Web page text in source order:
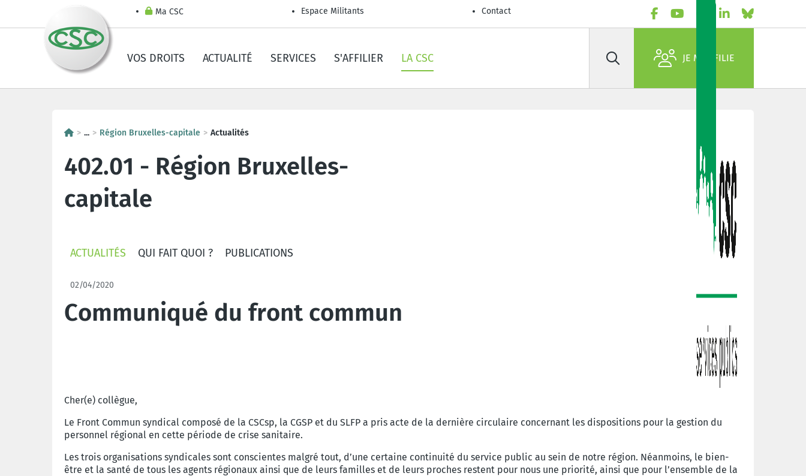
Ma CSC Espace Militants Contact
VOS DROITS ACTUALITÉ SERVICES S'AFFILIER LA CSC Rechercher JE M'AFFILIE
... Région Bruxelles-capitale Actualités
402.01 - Région Bruxelles-
capitale
ACTUALITÉS QUI FAIT QUOI ? PUBLICATIONS
02/04/2020
Communiqué du front commun
Cher(e) collègue,
Le Front Commun syndical composé de la CSCsp, la CGSP et du SLFP a pris acte de la dernière circulaire concernant les dispositions pour la gestion du
personnel régional en cette période de crise sanitaire.
Les trois organisations syndicales sont conscientes malgré tout, d’une certaine continuité du service public au sein de notre région. Néanmoins, le bien-
être et la santé de tous les agents régionaux ainsi que de leurs familles et de leurs proches restent pour nous une priorité, ainsi que pour l’ensemble de la